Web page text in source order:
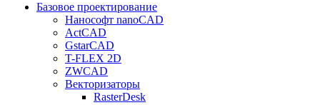
Базовое проектирование
Нанософт nanoCAD
ActCAD
GstarCAD
T-FLEX 2D
ZWCAD
Векторизаторы
RasterDesk